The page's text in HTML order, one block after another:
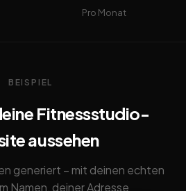
Pro Monat
BEISPIEL
Fitnessstudio-
aussehen
generiert – mit deinen echten
Namen, deiner Adresse